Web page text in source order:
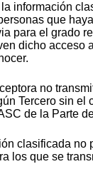
información
que
para el grado
dicho acceso
no
Tercero sin el
de la Parte
clasificada no
los que se